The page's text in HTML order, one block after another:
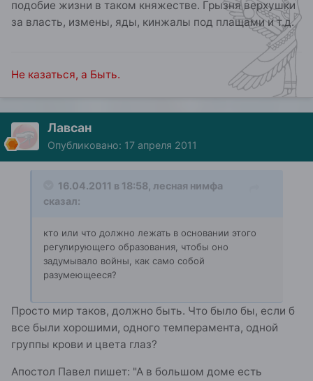
подобие жизни в таком княжестве. Грызня верхушки
за власть, измены, яды, кинжалы под плащами и т.д.
Не казаться, а Быть.
Лавсан
Опубликовано: 17 апреля 2011
16.04.2011 в 18:58, лесная нимфа
сказал:
кто или что должно лежать в основании этого
регулирующего образования, чтобы оно
задумывало войны, как само собой
разумеющееся?
Просто мир таков, должно быть. Что было бы, если б
все были хорошими, одного темперамента, одной
группы крови и цвета глаз?
Апостол Павел пишет: "А в большом доме есть